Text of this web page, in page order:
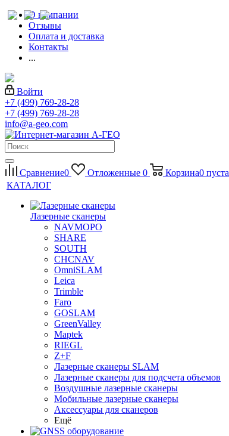
О компании
Отзывы
Оплата и доставка
Контакты
...
Войти
+7 (499) 769-28-28
+7 (499) 769-28-28
info@a-geo.com
Сравнение0 Отложенные 0 Корзина0 пуста
КАТАЛОГ
Лазерные сканеры
NAVMOPO
SHARE
SOUTH
CHCNAV
OmniSLAM
Leica
Trimble
Faro
GOSLAM
GreenValley
Maptek
RIEGL
Z+F
Лазерные сканеры SLAM
Лазерные сканеры для подсчета объемов
Воздушные лазерные сканеры
Мобильные лазерные сканеры
Аксессуары для сканеров
Ещё